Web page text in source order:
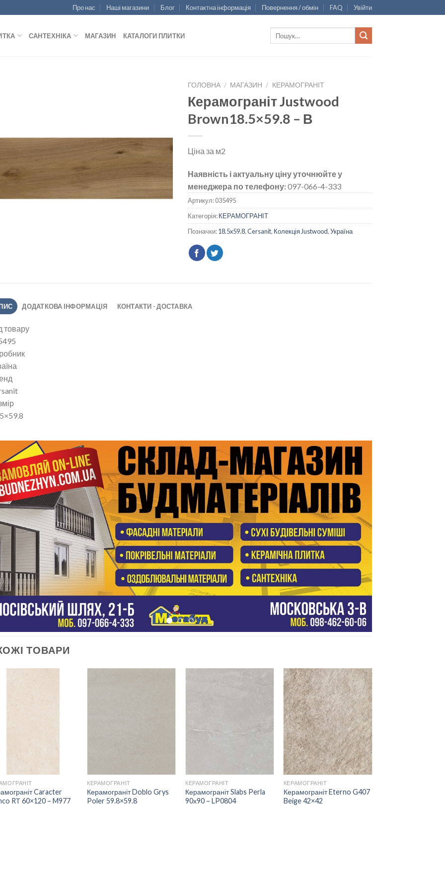
Про нас Наші магазини Блог Контактна інформація Повернення / обмін FAQ Увійти
САНТЕХНІКА МАГАЗИН КАТАЛОГИ ПЛИТКИ
ДО
СПИСКУ
БАЖАНЬ
ГОЛОВНА / МАГАЗИН / КЕРАМОГРАНІТ
Керамограніт Justwood
Brown18.5×59.8 – В
Ціна за м2
Наявність і актуальну ціну уточнюйте у
менеджера по телефону:097-066-4-333
Артикул:035495
Категорія:КЕРАМОГРАНІТ
Позначки:18.5x59.8,Cersanit, Колекція Justwood,Україна
ДОДАТКОВА ІНФОРМАЦІЯ КОНТАКТИ - ДОСТАВКА
товару
ТОВАРИ
Caracter
RТ 60×120 – M977
КЕРАМОГРАНІТ
Керамограніт Doblo Grys
Poler 59.8×59.8
СПИСКУ
КЕРАМОГРАНІТ
Керамограніт Slabs Perla
90х90 – LP0804
ДОДАТИ
ДО
СПИСКУ
БАЖАНЬ
КЕРАМОГРАНІТ
Керамограніт Eterno G407
Beige 42×42